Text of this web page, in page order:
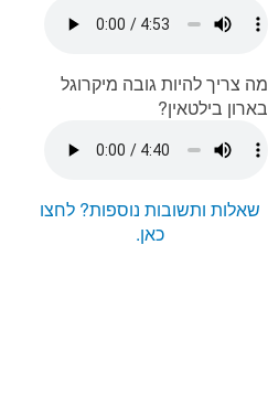
מה צריך להיות גובה מיקרוגל
בארון בילטאין?
שאלות ותשובות נוספות? לחצו
כאן.